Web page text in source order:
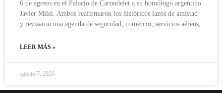
6 de agosto en el Palacio de Carondelet a su homólogo argentino
Javier Milei. Ambos reafirmaron los históricos lazos de amistad
y revisaron una agenda de seguridad, comercio, servicios aéreos,
LEER MÁS »
agosto 7, 2026